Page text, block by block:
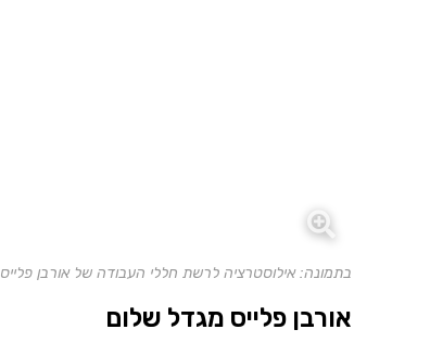
בתמונה: אילוסטרציה לרשת חללי העבודה של אורבן פלייס
אורבן פלייס מגדל שלום